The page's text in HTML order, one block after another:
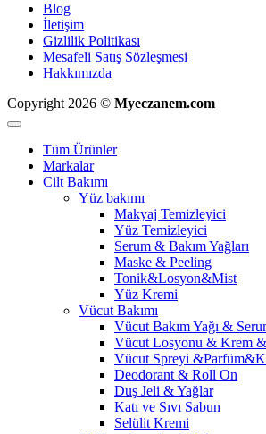
Blog
İletişim
Gizlilik Politikası
Mesafeli Satış Sözleşmesi
Hakkımızda
Copyright 2026 © Myeczanem.com
Tüm Ürünler
Markalar
Cilt Bakımı
Yüz bakımı
Makyaj Temizleyici
Yüz Temizleyici
Serum & Bakım Yağları
Maske & Peeling
Tonik&Losyon&Mist
Yüz Kremi
Vücut Bakımı
Vücut Bakım Yağı &
Vücut Losyonu & Krem
Vücut Spreyi
Deodorant & Roll On
Duş Jeli & Yağlar
Katı ve Sıvı Sabun
Selülit Kremi